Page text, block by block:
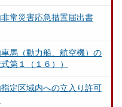
常災害応急措置届出書
馬（動力船、航空機）の
第１（１６））
定区域内への立入り許可